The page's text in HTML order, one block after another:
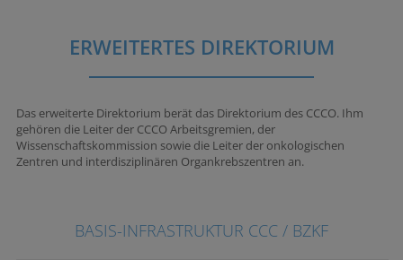
ERWEITERTES DIREKTORIUM
Das erweiterte Direktorium berät das Direktorium des CCCO. Ihm
gehören die Leiter der CCCO Arbeitsgremien, der
Wissenschaftskommission sowie die Leiter der onkologischen
Zentren und interdisziplinären Organkrebszentren an.
BASIS-INFRASTRUKTUR CCC / BZKF